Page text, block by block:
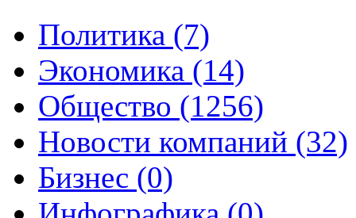
Политика (7)
Экономика (14)
Общество (1256)
Новости компаний (32)
Бизнес (0)